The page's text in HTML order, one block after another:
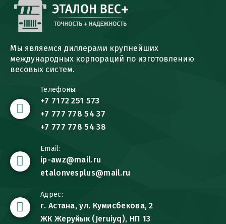
Мы являемся диллерами крупнейших
международных корпораций по изготовлению
весовых систем.
Телефоны:
+7 7172 251 573
+7 777 778 54 37
+7 777 778 54 38
Email:
ip-awz@mail.ru
etalonvesplus@mail.ru
Адрес:
г. Астана, ул. Кумисбекова, 2
ЖК Жеруйык (Jeruiyq), НП 13